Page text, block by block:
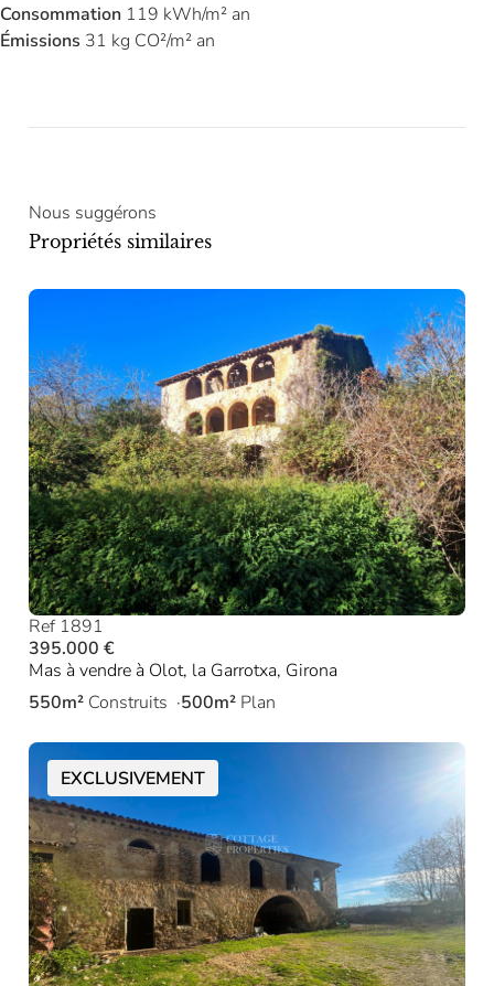
Consommation 119 kWh/m² an
Émissions 31 kg CO²/m² an
Nous suggérons
Propriétés similaires
Ref 1891
395.000 €
Mas à vendre à Olot, la Garrotxa, Girona
550m² Construits 500m² Plan
EXCLUSIVEMENT